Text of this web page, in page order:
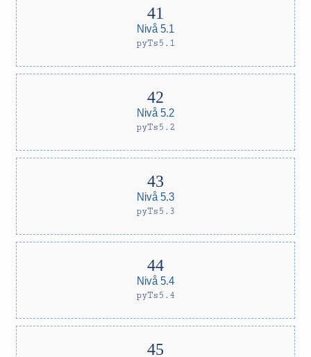
Nivå 5.1
pyTs5.1
Nivå 5.2
pyTs5.2
Nivå 5.3
pyTs5.3
Nivå 5.4
pyTs5.4